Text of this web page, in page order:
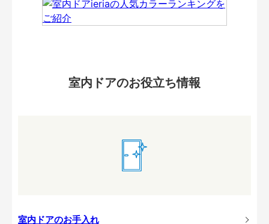
室内ドアのお役立ち情報
室内ドアのお手入れ